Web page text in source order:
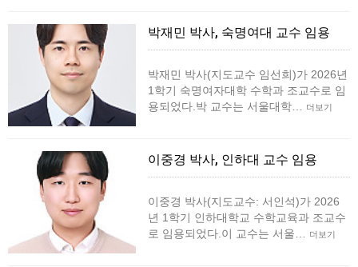
박재민 박사, 숙명여대 교수 임용
박재민 박사(지도교수 임선희)가 2026년
1학기 숙명여자대학 수학과 조교수로 임
용되었다.박 교수는 서울대학… 더보기
이중경 박사, 인하대 교수 임용
이중경 박사(지도교수: 서인석)가 2026
년 1학기 인하대학교 수학교육과 조교수
로 임용되었다.이 교수는 서울… 더보기